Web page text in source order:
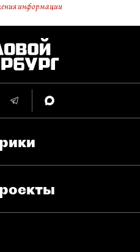
информации